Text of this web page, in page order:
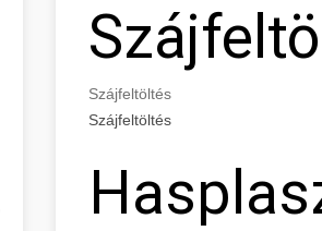
Szájfeltöltés
Szájfeltöltés